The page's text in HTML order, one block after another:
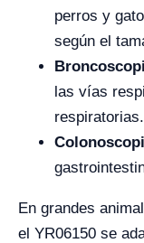
perros y
según el
las vías
respiratorias.
En grandes
el YR06150 se